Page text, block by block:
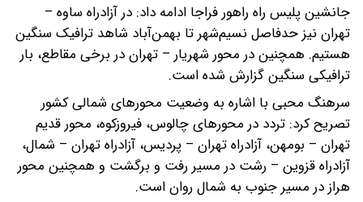
جانشین پلیس راه راهور فراجا ادامه داد: در آزادراه ساوه –
تهران نیز حدفاصل نسیم‌شهر تا بهمن‌آباد شاهد ترافیک سنگین
هستیم. همچنین در محور شهریار – تهران در برخی مقاطع، بار
ترافیکی سنگین گزارش شده است.
سرهنگ محبی با اشاره به وضعیت محورهای شمالی کشور
تصریح کرد: تردد در محورهای چالوس، فیروزکوه، محور قدیم
تهران – بومهن، آزادراه تهران – پردیس، آزادراه تهران – شمال،
آزادراه قزوین – رشت در مسیر رفت و برگشت و همچنین محور
هراز در مسیر جنوب به شمال روان است.